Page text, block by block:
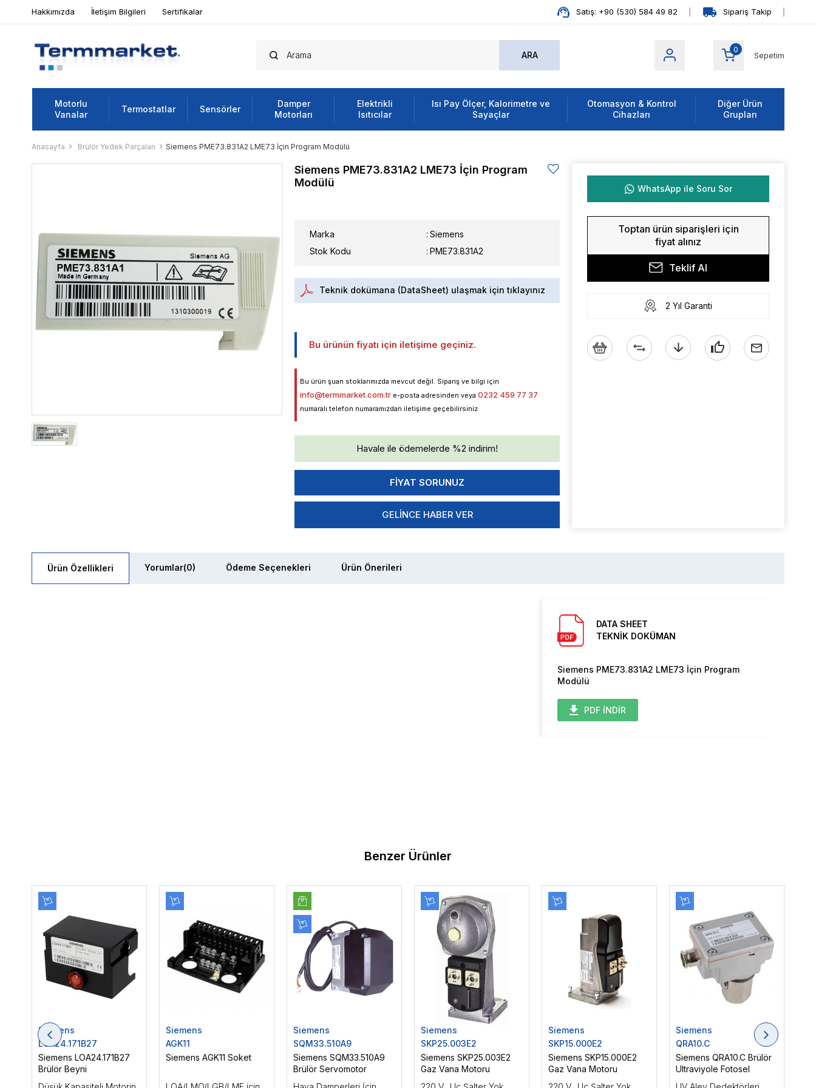
Hakkımızda İletişim Bilgileri Sertifikalar Satış: +90 (530) 584 49 82 Sipariş Takip
Sepetim
0
Motorlu
Vanalar
Termostatlar Sensörler
Damper
Motorları
Elektrikli
Isıtıcılar
Isı Pay Ölçer, Kalorimetre ve
Sayaçlar
Otomasyon & Kontrol
Cihazları
Diğer Ürün
Grupları
Anasayfa Brülör Yedek Parçaları Siemens PME73.831A2 LME73 İçin Program Modülü
Siemens PME73.831A2 LME73 İçin Program
Modülü
Marka : Siemens
Stok Kodu
PME73.831A2
Teknik dokümana (DataSheet) ulaşmak için tıklayınız
Bu ürünün fiyatı için iletişime geçiniz.
Bu ürün şuan stoklarımızda mevcut değil. Sipariş ve bilgi için
info@termmarket.com.tr e-posta adresinden veya 0232 459 77 37
numaralı telefon numaramızdan iletişime geçebilirsiniz
Havale ile ödemelerde %2 indirim!
GELINCE HABER VER
WhatsApp ile Soru Sor
Toptan ürün siparişleri için
fiyat alınız
Teklif Al
2 Yıl Garanti
Ürün Özellikleri Yorumlar(0) Ödeme Seçenekleri Ürün Önerileri
DATA SHEET
TEKNİK DOKÜMAN
Siemens PME73.831A2 LME73 İçin Program
Modülü
PDF İNDİR
Benzer Ürünler
Siemens
LOA24.171B27
Siemens LOA24.171B27
Brülör Beyni
Siemens
AGK11
Siemens AGK11 Soket
Siemens
SQM33.510A9
Siemens SQM33.510A9
Brülör Servomotor
Siemens
SKP25.003E2
Siemens SKP25.003E2
Gaz Vana Motoru
Siemens
SKP15.000E2
Siemens SKP15.000E2
Gaz Vana Motoru
Siemens
QRA10.C
Siemens QRA10.C Brülör
Ultraviyole Fotosel